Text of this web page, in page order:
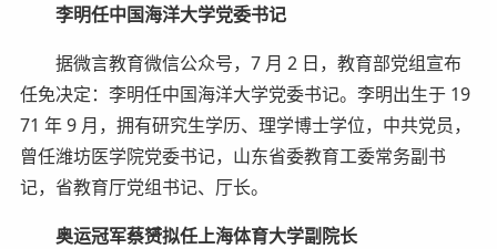
李明任中国海洋大学党委书记
据微言教育微信公众号，7 月 2 日，教育部党组宣布
任免决定：李明任中国海洋大学党委书记。李明出生于 19
71 年 9 月，拥有研究生学历、理学博士学位，中共党员，
曾任潍坊医学院党委书记，山东省委教育工委常务副书
记，省教育厅党组书记、厅长。
奥运冠军蔡赟拟任上海体育大学副院长